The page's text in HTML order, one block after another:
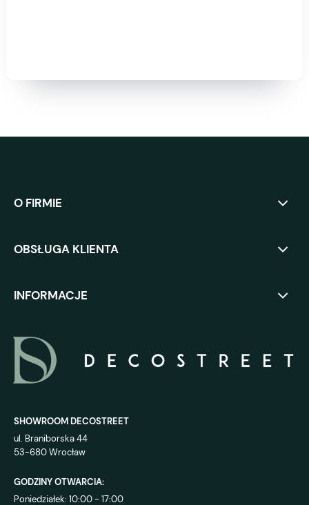
O FIRMIE
OBSŁUGA KLIENTA
INFORMACJE
SHOWROOM DECOSTREET
ul. Braniborska 44
53-680 Wrocław
GODZINY OTWARCIA:
Poniedziałek: 10:00 - 17:00